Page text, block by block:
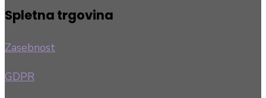
Spletna trgovina
Zasebnost
GDPR